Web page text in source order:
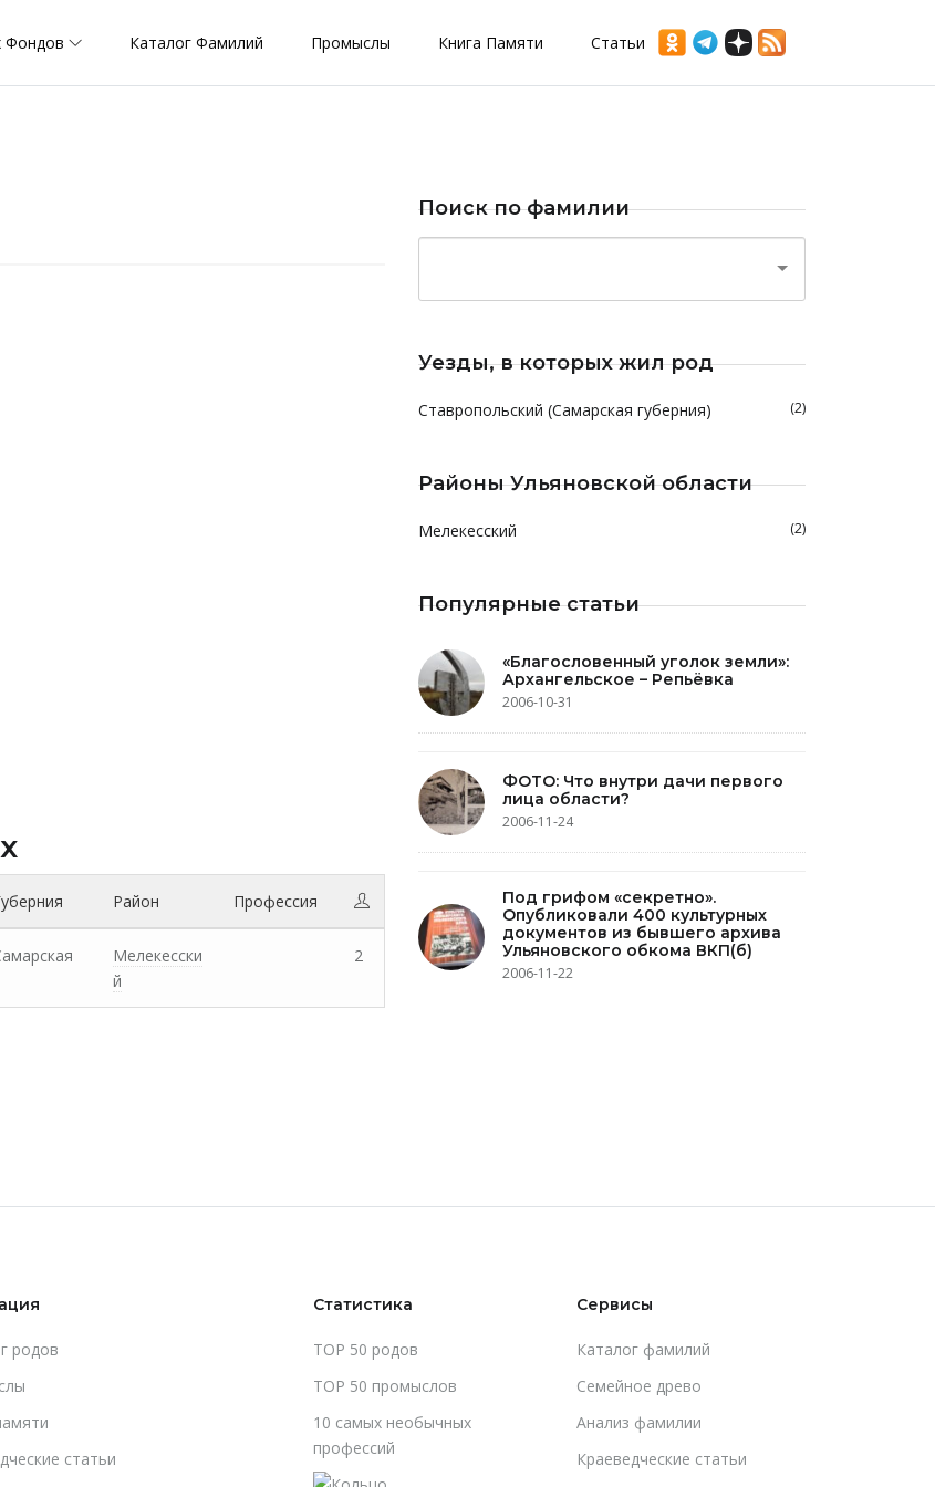
Фондов Каталог Фамилий Промыслы Книга Памяти Статьи
Район Профессия
Мелекесски
й
2
Поиск по фамилии
Уезды, в которых жил род
Ставропольский (Самарская губерния) (2)
Районы Ульяновской области
Мелекесский (2)
Популярные статьи
«Благословенный уголок земли»:
Архангельское – Репьёвка
2006-10-31
ФОТО: Что внутри дачи первого
лица области?
2006-11-24
Под грифом «секретно».
Опубликовали 400 культурных
документов из бывшего архива
Ульяновского обкома ВКП(б)
2006-11-22
родов
статьи
Статистика
TOP 50 родов
TOP 50 промыслов
10 самых необычных
профессий
Сервисы
Каталог фамилий
Cемейное древо
Анализ фамилии
Краеведческие статьи